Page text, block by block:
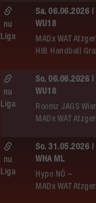
Sa. 06.06.2026 |
WU18
MADx WAT
HIB Handball
nu
Liga
So. 06.06.2026 |
WU18
Roomz JAGS
MADx WAT
nu
Liga
So. 31.05.2026 |
WHA ML
Hypo NÖ –
MADx WAT
nu
Liga